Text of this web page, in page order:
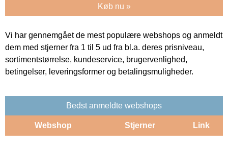
Køb nu »
Vi har gennemgået de mest populære webshops og anmeldt
dem med stjerner fra 1 til 5 ud fra bl.a. deres prisniveau,
sortimentstørrelse, kundeservice, brugervenlighed,
betingelser, leveringsformer og betalingsmuligheder.
Bedst anmeldte webshops
Webshop Stjerner Link